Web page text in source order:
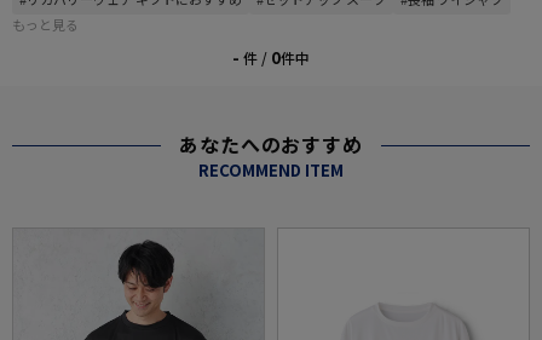
もっと見る
- 件 / 0件中
あなたへのおすすめ
RECOMMEND ITEM